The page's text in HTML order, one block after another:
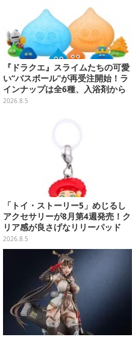
『ドラクエ』スライムたちの可愛
い“バスボール”が再受注開始！ラ
インナップは全6種、入浴剤から
モンスターのフィギュアが出てく
2026.8.5
「トイ・ストーリー5」めじるし
アクセサリーが8月第4週発売！ク
リア感が良さげなリリーパッド
や、ジェシーなど全5種ラインナ
ップ
2026.8.5